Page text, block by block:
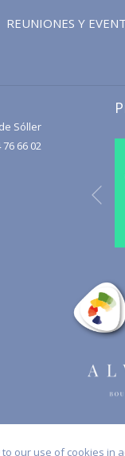
our use of cookies in
ABRE
REUNIONES Y
Sóller
66 02